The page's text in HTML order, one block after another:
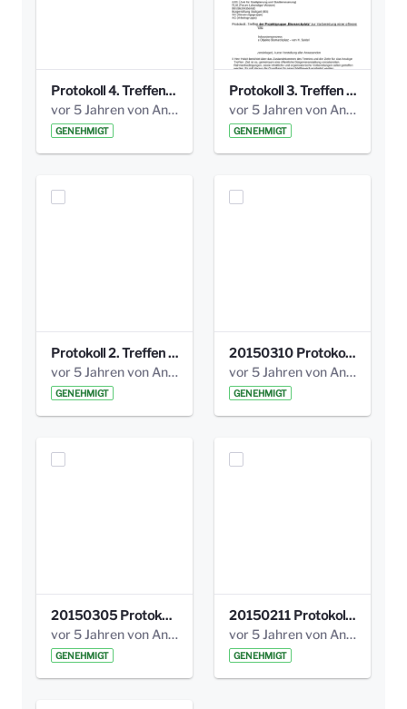
Protokoll 4. Treffen_20141113 AG Bismarckplatz.pdf
vor 5 Jahren von Anni Schlumberger
GENEHMIGT
Protokoll 3. Treffen 20141016 AG Bismarckplatz.pdf
vor 5 Jahren von Anni Schlumberger
GENEHMIGT
Protokoll 2. Treffen 20140315 AG Bismarckplatz.pdf
vor 5 Jahren von Anni Schlumberger
GENEHMIGT
20150310 Protokoll Bismarckplatz_UrbanG_02.pdf
vor 5 Jahren von Anni Schlumberger
GENEHMIGT
20150305 Protokoll Bismarckplatz _UrbanG_01.pdf
vor 5 Jahren von Anni Schlumberger
GENEHMIGT
20150211 Protokoll Bismarckplatz_Jugend_02b.pdf
vor 5 Jahren von Anni Schlumberger
GENEHMIGT